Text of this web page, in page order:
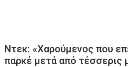
Ντεκ: «Χαρούμενος που
παρκέ μετά από τέσσερις